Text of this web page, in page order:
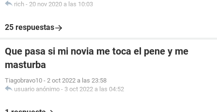
rich - 20 nov 2020 a las 10:03
25 respuestas
Que pasa si mi novia me toca el pene y me
masturba
Tiagobravo10 - 2 oct 2022 a las 23:58
usuario anónimo - 3 oct 2022 a las 04:52